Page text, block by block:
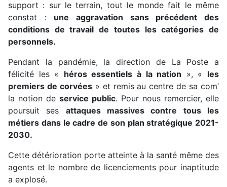
support : sur le terrain, tout le monde fait le même
constat : une aggravation sans précédent des
conditions de travail de toutes les catégories de
personnels.
Pendant la pandémie, la direction de La Poste a
félicité les « héros essentiels à la nation », « les
premiers de corvées» et remis au centre de sa com’
la notion de service public. Pour nous remercier, elle
poursuit ses attaques massives contre tous les
métiers dans le cadre de son plan stratégique 2021-
2030.
Cette détérioration porte atteinte à la santé même des
agents et le nombre de licenciements pour inaptitude
a explosé.